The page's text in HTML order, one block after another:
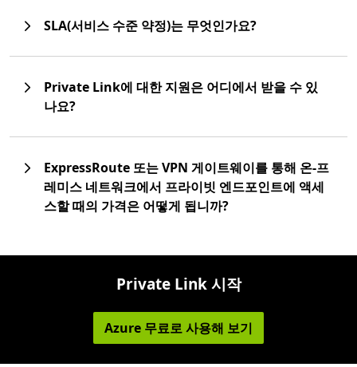
SLA(서비스 수준 약정)는 무엇인가요?
Private Link에 대한 지원은 어디에서 받을 수 있
나요?
ExpressRoute 또는 VPN 게이트웨이를 통해 온-프
레미스 네트워크에서 프라이빗 엔드포인트에 액세
스할 때의 가격은 어떻게 됩니까?
Private Link 시작
Azure 무료로 사용해 보기